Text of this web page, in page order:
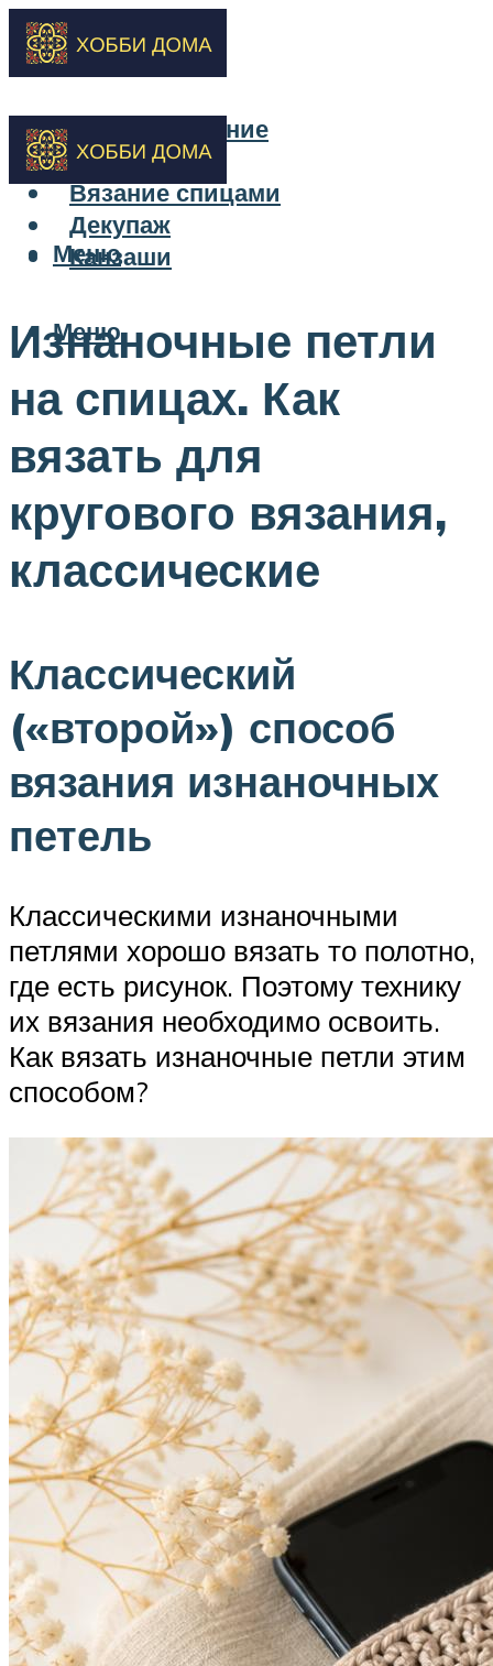
Бисероплетение
Вышивка
Вязание спицами
Декупаж
Канзаши
Меню
Меню
Изнаночные петли
на спицах. Как
вязать для
кругового вязания,
классические
Классический
(«второй») способ
вязания изнаночных
петель
Классическими изнаночными
петлями хорошо вязать то полотно,
где есть рисунок. Поэтому технику
их вязания необходимо освоить.
Как вязать изнаночные петли этим
способом?